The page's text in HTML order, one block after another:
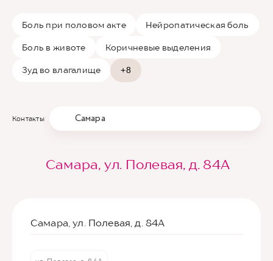
Боль при половом акте Нейропатическая боль
Боль в животе Коричневые выделения
Зуд во влагалище +8
Контакты Самара
Самара, ул. Полевая, д. 84А
Самара, ул. Полевая, д. 84А